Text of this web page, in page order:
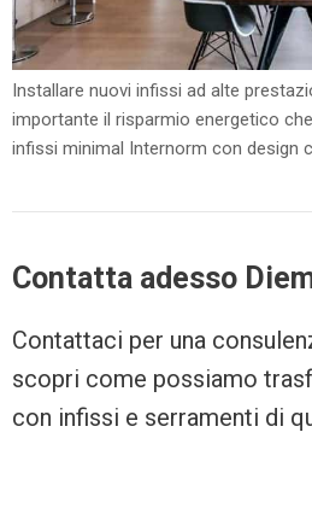
Installare nuovi infissi ad alte
importante il risparmio energetico
infissi minimal Internorm con design
Contatta adesso
Contattaci per una
scopri come possiamo
con infissi e serramenti di